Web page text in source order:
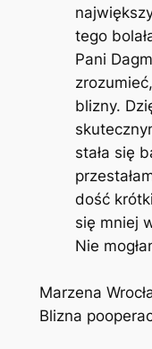
tego
Pani
blizny.
stała się
dość
się mniej
Nie
Marzena
Blizna